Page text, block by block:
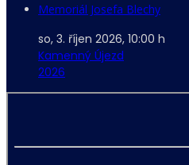
Memoriál Josefa Blechy
so, 3. říjen 2026, 10:00 h
Kamenný Újezd
2026